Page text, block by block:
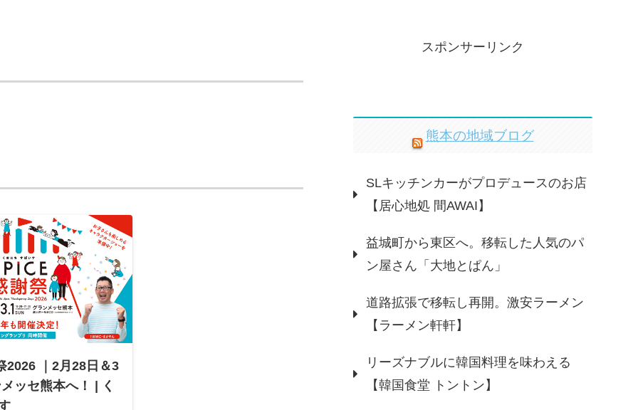
2026 ｜2月28日＆3
ッセ熊本へ！ | く
スポンサーリンク
熊本の地域ブログ
SLキッチンカーがプロデュースのお店
【居心地処 間AWAI】
益城町から東区へ。移転した人気のパ
ン屋さん「大地とぱん」
道路拡張で移転し再開。激安ラーメン
【ラーメン軒軒】
リーズナブルに韓国料理を味わえる
【韓国食堂 トントン】